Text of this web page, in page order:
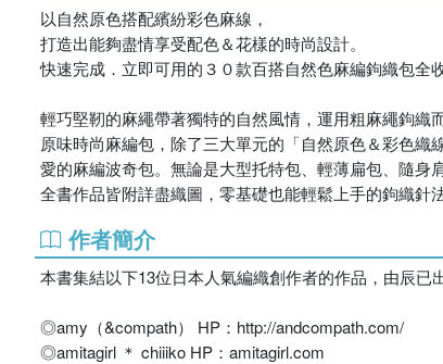
以自然原色搭配繽紛彩色麻線，
打造出能夠盡情享受配色＆花樣的時尚設計。
快速完成．立即可用的３０款百搭自然色麻編鉤織包全
輕巧堅靭的麻繩帶著獨特的自然風情，運用粗麻繩鉤
原味時尚麻編包，除了三大單元的「自然原色＆彩色
愛的麻編波奇包。無論是大型托特包、輕薄扁包、隨身
全書作品皆附詳盡織圖，零基礎也能輕鬆上手的鉤織針
作者簡介
本書集結以下13位日本人氣編織創作者的作品，由辰已
◎amy（&compath） HP：http://andcompath.com/
◎amitagirl ＊ chiiiko HP：amitagirl.com